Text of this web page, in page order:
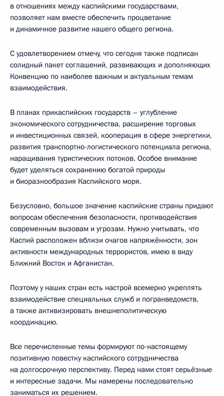
в отношениях между каспийскими государствами,
позволяет нам вместе обеспечить процветание
и динамичное развитие нашего общего региона.
С удовлетворением отмечу, что сегодня также подписан
солидный пакет соглашений, развивающих и дополняющих
Конвенцию по наиболее важным и актуальным темам
взаимодействия.
В планах прикаспийских государств – углубление
экономического сотрудничества, расширение торговых
и инвестиционных связей, кооперация в сфере энергетики,
развития транспортно-логистического потенциала региона,
наращивания туристических потоков. Особое внимание
будет уделяться сохранению богатой природы
и биоразнообразия Каспийского моря.
Безусловно, большое значение каспийские страны придают
вопросам обеспечения безопасности, противодействия
современным вызовам и угрозам. Нужно учитывать, что
Каспий расположен вблизи очагов напряжённости, зон
активности международных террористов, имею в виду
Ближний Восток и Афганистан.
Поэтому у наших стран есть настрой всемерно укреплять
взаимодействие специальных служб и погранведомств,
а также активизировать внешнеполитическую
координацию.
Все перечисленные темы формируют по-настоящему
позитивную повестку каспийского сотрудничества
на долгосрочную перспективу. Перед нами стоят серьёзные
и интересные задачи. Мы намерены последовательно
заниматься их решением.